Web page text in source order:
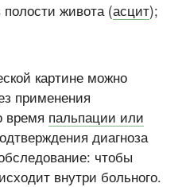
полости живота (асцит);
картине можно
применения
время пальпации или
диагноза
чтобы
внутри больного.